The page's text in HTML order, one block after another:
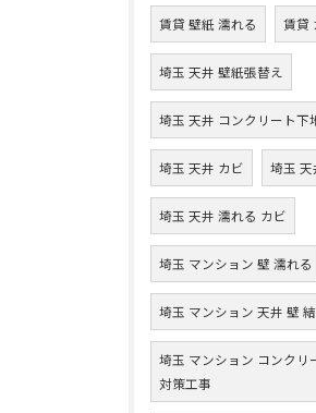
賃貸 壁紙 濡れる 賃貸
埼玉 天井 壁紙張替え
埼玉 天井 コンクリート下
埼玉 天井 カビ 埼玉 天
埼玉 天井 濡れる カビ
埼玉 マンション 壁 濡れる
埼玉 マンション 天井 壁
埼玉 マンション コンクリ
対策工事